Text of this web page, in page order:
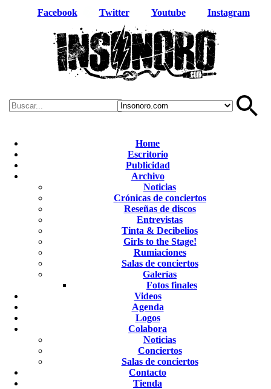
Facebook Twitter Youtube Instagram
Home
Escritorio
Publicidad
Archivo
Noticias
Crónicas de conciertos
Reseñas de discos
Entrevistas
Tinta & Decibelios
Girls to the Stage!
Rumiaciones
Salas de conciertos
Galerías
Fotos finales
Videos
Agenda
Logos
Colabora
Noticias
Conciertos
Salas de conciertos
Contacto
Tienda